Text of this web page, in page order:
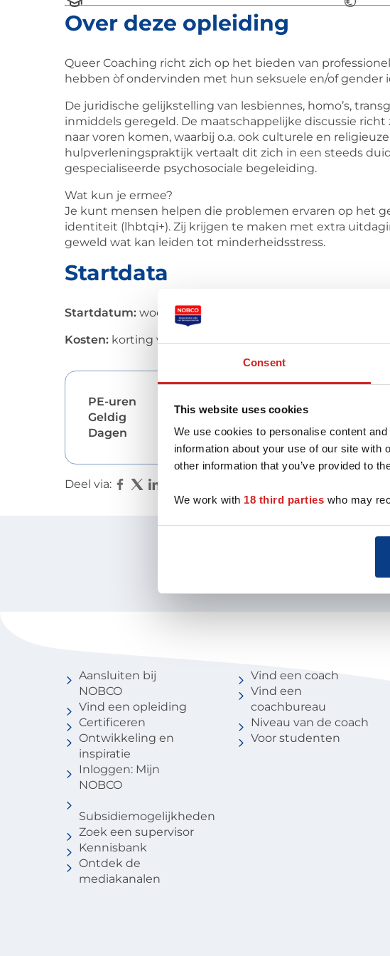
Consent
This website uses cookies
We use cookies to personalise content
information about your use of our site with
other information that you’ve provided to
We work with 18 third parties who may
Over deze opleiding
Queer Coaching richt zich op het bieden van
hebben òf ondervinden met hun seksuele en/of gender
De juridische gelijkstelling van lesbiennes, homo’s,
inmiddels geregeld. De maatschappelijke discussie
naar voren komen, waarbij o.a. ook culturele en
hulpverleningspraktijk vertaalt dit zich in een steeds
gespecialiseerde psychosociale begeleiding.
Wat kun je ermee?
Je kunt mensen helpen die problemen ervaren op het
identiteit (lhbtqi+). Zij krijgen te maken met extra
geweld wat kan leiden tot minderheidsstress.
Startdata
Startdatum: woensdag 7 oktober 2026
Kosten: korting voor NOBCO-coaches € 34,00
PE-uren
Geldig
15/07/2026
Dagen
2
Deel via:
Aansluiten bij
NOBCO
Vind een opleiding
Certificeren
Ontwikkeling en
inspiratie
Inloggen: Mijn
NOBCO
Subsidiemogelijkheden
Zoek een supervisor
Kennisbank
Ontdek de
mediakanalen
Vind een coach
Vind een
coachbureau
Niveau van de coach
Voor studenten